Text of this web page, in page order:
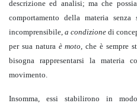
descrizione ed analisi; ma che
comportamento della materia
incomprensibile,a condizionedi
per sua natura è moto, che è sempre
bisogna rappresentarsi la materia
movimento.
Insomma, essi stabilirono in